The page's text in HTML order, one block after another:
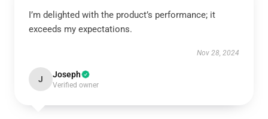
I’m delighted with the product’s performance; it
exceeds my expectations.
Nov 28, 2024
J Joseph
Verified owner